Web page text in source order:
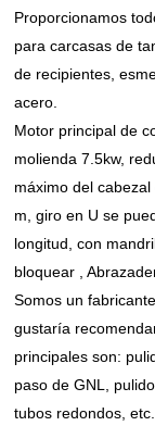
Proporcionamos
para carcasas de
de recipientes,
acero.
Motor principal de
molienda 7.5kw,
máximo del
m, giro en U se
longitud, con
bloquear ,
Somos un
gustaría
principales son:
paso de GNL,
tubos redondos, etc.